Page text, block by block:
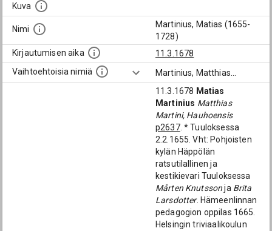
Kuva
Nimi
Martinius, Matias (1655-
1728)
Kirjautumisen aika
11.3.1678
Vaihtoehtoisia nimiä
Martinius, Matthias
11.3.1678 Matias
Martinius Matthias
Martini, Hauhoensis
p2637. * Tuuloksessa
2.2.1655. Vht: Pohjoisten
kylän Häppölän
ratsutilallinen ja
kestikievari Tuuloksessa
Mårten Knutssonja Brita
Larsdotter. Hämeenlinnan
pedagogion oppilas 1665.
Helsingin triviaalikoulun